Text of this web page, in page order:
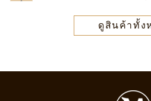
ดูสินค้าทั้ง